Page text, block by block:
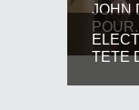
JOHN
TETE